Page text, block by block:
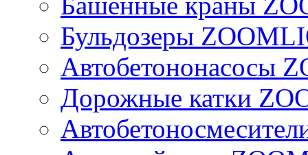
Бульдозеры
Автобетононасосы
Дорожные катки